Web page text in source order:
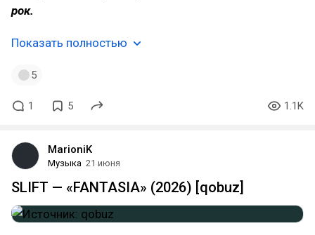
рок.
Показать полностью
5
1 5 1.1K
MarioniK
Музыка 21 июня
SLIFT — «FANTASIA» (2026) [qobuz]